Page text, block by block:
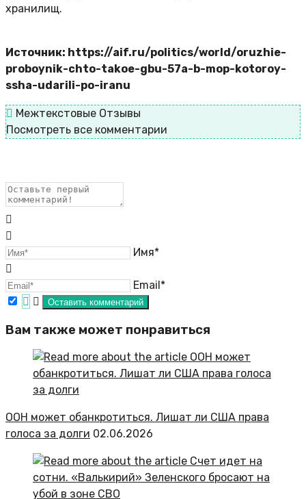
хранилищ.
Источник: https://aif.ru/politics/world/oruzhie-
proboynik-chto-takoe-gbu-57a-b-mop-kotoroy-
ssha-udarili-po-iranu
Межтекстовые Отзывы
Посмотреть все комментарии
Имя*
Email*
Вам также может понравиться
ООН может обанкротиться. Лишат ли США права
голоса за долги 02.06.2026